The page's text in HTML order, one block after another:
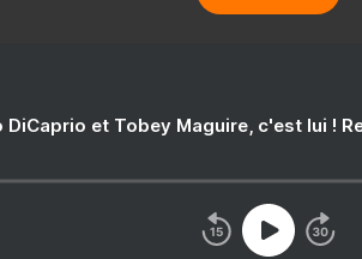
DiCaprio et Tobey Maguire, c'est lui !